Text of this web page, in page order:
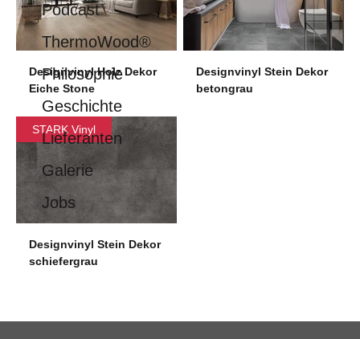
Podcast
ThermoWood®
Philosophie
Geschichte
Lieferanten
Galerie
Jobs
Designvinyl Holz Dekor
Eiche Stone
Designvinyl Stein Dekor
betongrau
STARK Vinyl
Designvinyl Stein Dekor
schiefergrau